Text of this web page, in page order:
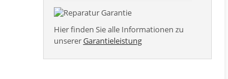
Hier finden Sie alle Informationen zu
unsererGarantieleistung